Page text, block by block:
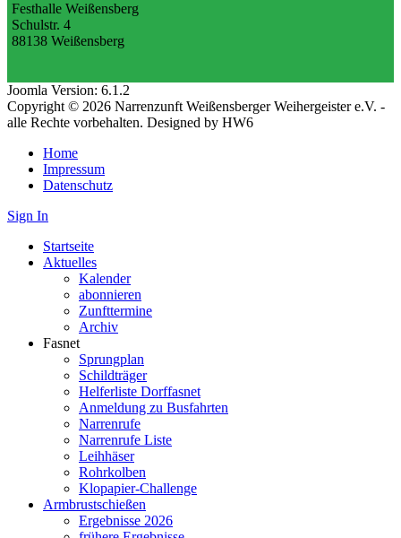
Festhalle Weißensberg
Schulstr. 4
88138 Weißensberg
Joomla Version: 6.1.2
Copyright © 2026 Narrenzunft Weißensberger Weihergeister e.V. -
alle Rechte vorbehalten. Designed by HW6
Home
Impressum
Datenschutz
Sign In
Startseite
Aktuelles
Kalender
abonnieren
Zunfttermine
Archiv
Fasnet
Sprungplan
Schildträger
Helferliste Dorffasnet
Anmeldung zu Busfahrten
Narrenrufe
Narrenrufe Liste
Leihhäser
Rohrkolben
Klopapier-Challenge
Armbrustschießen
Ergebnisse 2026